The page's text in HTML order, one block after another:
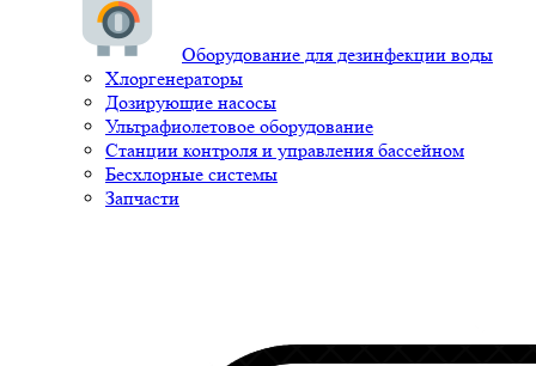
Оборудование для дезинфекции воды
Хлоргенераторы
Дозирующие насосы
Ультрафиолетовое оборудование
Станции контроля и управления бассейном
Бесхлорные системы
Запчасти